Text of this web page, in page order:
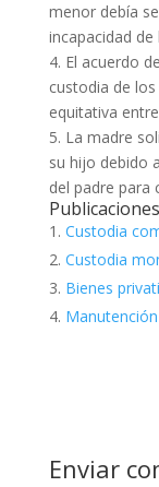
menor debía
incapacidad
4. El acuerdo
custodia de
equitativa
5. La madre
su hijo debido
del padre para
Custodia
Custodia
Bienes
Manutención
Enviar